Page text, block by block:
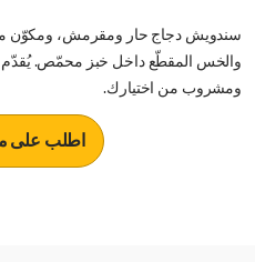
سندويش دجاج حار ومقرمش، ومكوّن من
والخس المقطّع داخل خبز محمّص. يُقدّم
ومشروب من اختيارك.
اطلب على